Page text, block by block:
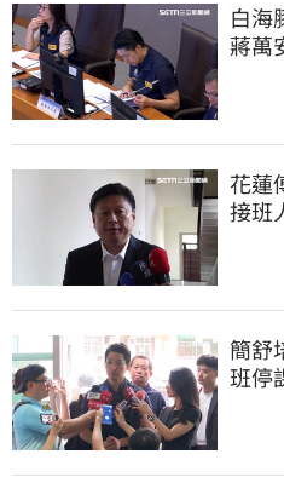
白海
蔣萬
花蓮
接班
簡舒
班停